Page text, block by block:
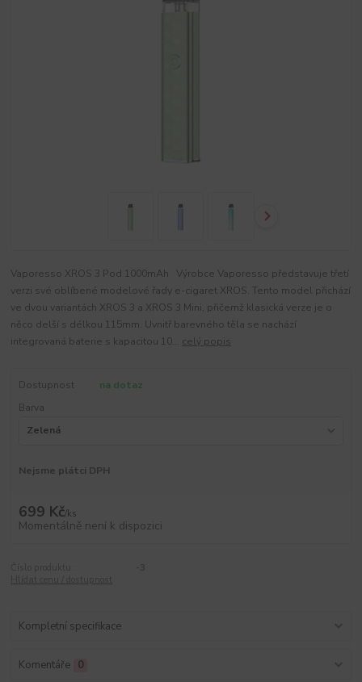
Vaporesso XROS 3 Pod 1000mAh Výrobce Vaporesso představuje třetí
verzi své oblíbené modelové řady e-cigaret XROS. Tento model přichází
ve dvou variantách XROS 3 a XROS 3 Mini, přičemž klasická verze je o
něco delší s délkou 115mm. Uvnitř barevného těla se nachází
integrovaná baterie s kapacitou 10... celý popis
Dostupnost
na dotaz
Barva
Nejsme plátci DPH
699 Kč/ks
Momentálně není k dispozici
Kompletní specifikace
Komentáře 0